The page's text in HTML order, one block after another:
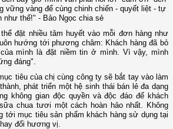
vững vàng để cùng chinh chiến - quyết liệt - tự
như thế!" - Bảo Ngọc chia sẻ
đặt nhiều tâm huyết vào mỗi đơn hàng như
hướng tới phương châm: Khách hàng đã bỏ
mình là đặt niềm tin ở mình. Vì vậy, mình
đáng".
tiêu của chị cùng công ty sẽ bắt tay vào làm
phát triển một hệ sinh thái bán lẻ đa dạng
không gian độc quyền và độc đáo để khách
chua tươi một cách hoàn hảo nhất. Không
tới mục tiêu sản phẩm khách hàng sử dụng tại
đổi hương vị.